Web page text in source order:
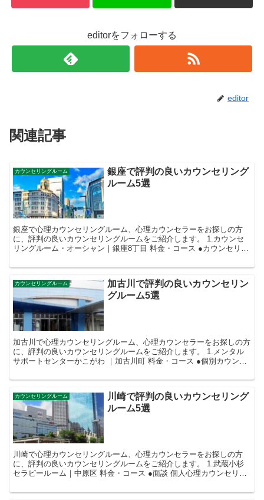
editorをフォローする
editor
関連記事
カウンセリングルーム
銀座で評判の良いカウンセリング
ルーム5選
銀座で心理カウンセリングルーム、心理カウンセラーをお探しの方
に、評判の良いカウンセリングルームをご紹介します。 1.カウンセ
リングルーム・オーシャン｜銀座8丁目 料金・コース ●カウンセリン
カウンセリングルーム
加古川で評判の良いカウンセリン
グルーム5選
加古川で心理カウンセリングルーム、心理カウンセラーをお探しの方
に、評判の良いカウンセリングルームをご紹介します。 1.メンタル
サポートセンターかこがわ ｜加古川町 料金・コース ●個別カウンセ
カウンセリングルーム
川崎で評判の良いカウンセリング
ルーム5選
川崎で心理カウンセリングルーム、心理カウンセラーをお探しの方
に、評判の良いカウンセリングルームをご紹介します。 1.武蔵小杉
セラピールーム｜中原区 料金・コース ●面談 個人心理カウンセリン